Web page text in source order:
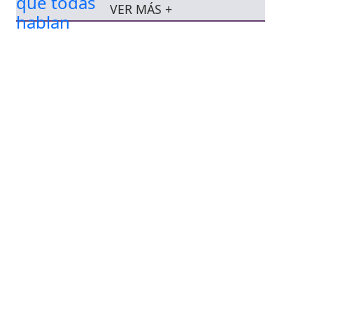
VER MÁS +